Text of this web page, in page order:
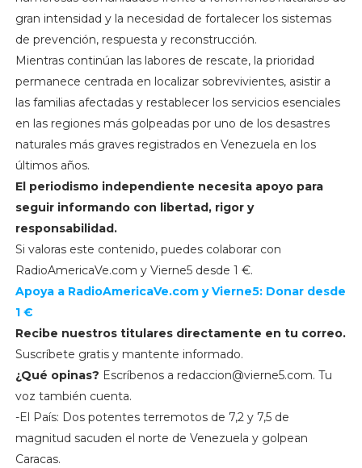
gran intensidad y la necesidad de fortalecer los sistemas
de prevención, respuesta y reconstrucción.
Mientras continúan las labores de rescate, la prioridad
permanece centrada en localizar sobrevivientes, asistir a
las familias afectadas y restablecer los servicios esenciales
en las regiones más golpeadas por uno de los desastres
naturales más graves registrados en Venezuela en los
últimos años.
El periodismo independiente necesita apoyo para
seguir informando con libertad, rigor y
responsabilidad.
Si valoras este contenido, puedes colaborar con
RadioAmericaVe.com y Vierne5 desde 1 €.
Apoya a RadioAmericaVe.com y Vierne5: Donar desde
1 €
Recibe nuestros titulares directamente en tu correo.
Suscríbete gratis y mantente informado.
¿Qué opinas? Escríbenos a redaccion@vierne5.com. Tu
voz también cuenta.
-El País: Dos potentes terremotos de 7,2 y 7,5 de
magnitud sacuden el norte de Venezuela y golpean
Caracas.